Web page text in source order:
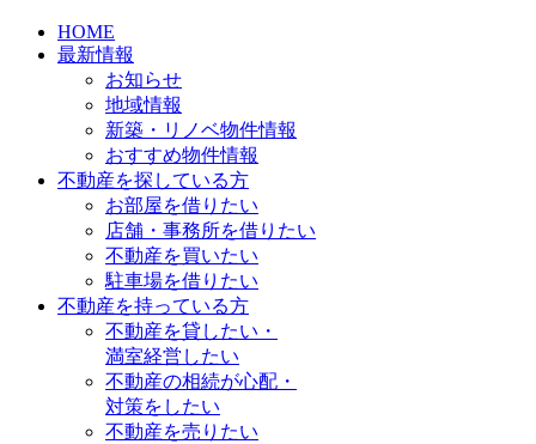
HOME
最新情報
お知らせ
地域情報
新築・リノベ物件情報
おすすめ物件情報
不動産を探している方
お部屋を借りたい
店舗・事務所を借りたい
不動産を買いたい
駐車場を借りたい
不動産を持っている方
不動産を貸したい・
満室経営したい
不動産の相続が心配・
対策をしたい
不動産を売りたい